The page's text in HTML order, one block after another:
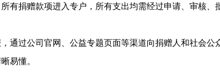
有捐赠款项进入专户，所有支出均需经过申请、审核
通过公司官网、公益专题页面等渠道向捐赠人和社会
易懂。